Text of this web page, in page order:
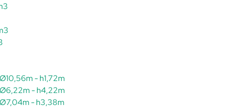
- h1,72m
Ø6,22m - h4,22m
Ø7,04m - h3,38m